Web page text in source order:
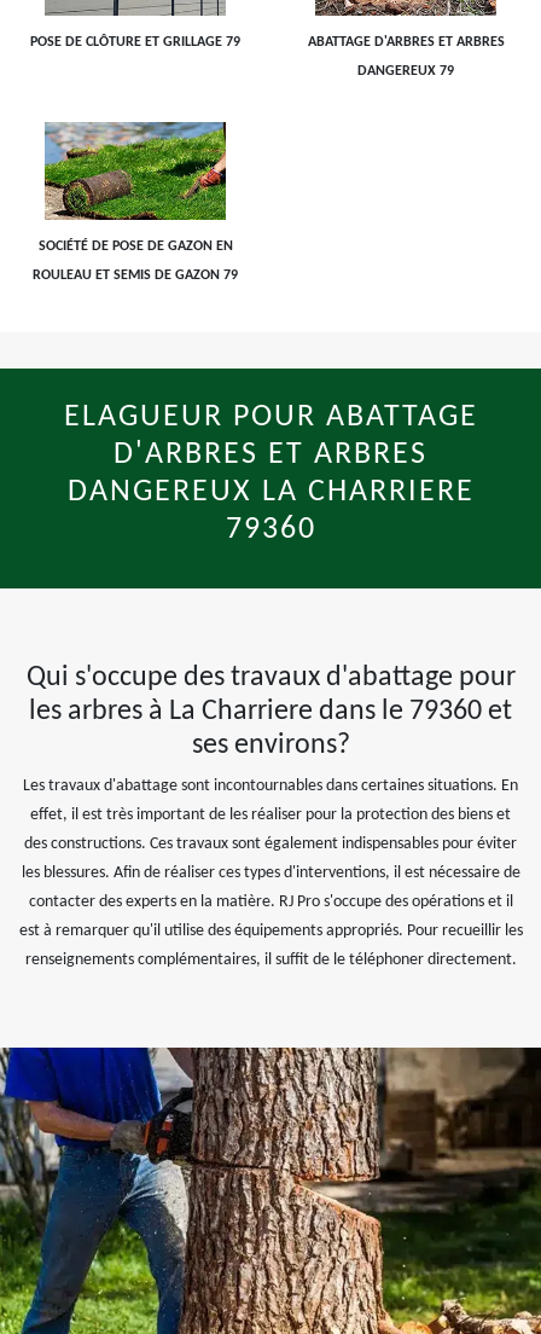
POSE DE CLÔTURE ET GRILLAGE 79
ABATTAGE D'ARBRES ET ARBRES
DANGEREUX 79
SOCIÉTÉ DE POSE DE GAZON EN
ROULEAU ET SEMIS DE GAZON 79
ELAGUEUR POUR ABATTAGE
D'ARBRES ET ARBRES
DANGEREUX LA CHARRIERE
79360
Qui s'occupe des travaux d'abattage pour
les arbres à La Charriere dans le 79360 et
ses environs?
Les travaux d'abattage sont incontournables dans certaines situations. En
effet, il est très important de les réaliser pour la protection des biens et
des constructions. Ces travaux sont également indispensables pour éviter
les blessures. Afin de réaliser ces types d'interventions, il est nécessaire de
contacter des experts en la matière. RJ Pro s'occupe des opérations et il
est à remarquer qu'il utilise des équipements appropriés. Pour recueillir les
renseignements complémentaires, il suffit de le téléphoner directement.